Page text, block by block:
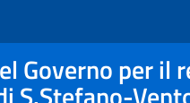
Governo per il